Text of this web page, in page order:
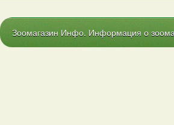
Зоомагазин Инфо. Информация о